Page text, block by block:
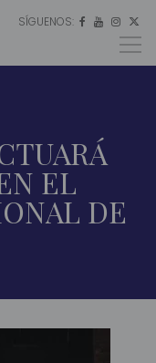
SÍGUENOS:    ES
EU
EN
EL
DE